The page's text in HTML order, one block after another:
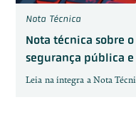
Nota Técnica
Nota técnica sobre
segurança pública
Leia na íntegra a Nota